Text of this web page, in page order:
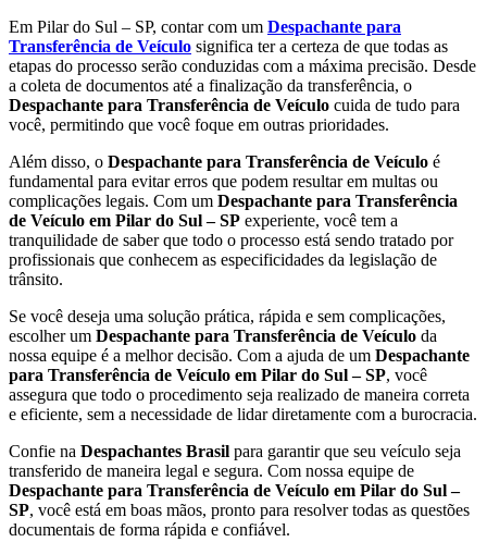
Em Pilar do Sul – SP, contar com um Despachante para
Transferência de Veículo significa ter a certeza de que todas as
etapas do processo serão conduzidas com a máxima precisão. Desde
a coleta de documentos até a finalização da transferência, o
Despachante para Transferência de Veículo cuida de tudo para
você, permitindo que você foque em outras prioridades.
Além disso, o Despachante para Transferência de Veículo é
fundamental para evitar erros que podem resultar em multas ou
complicações legais. Com um Despachante para Transferência
de Veículo em Pilar do Sul – SP experiente, você tem a
tranquilidade de saber que todo o processo está sendo tratado por
profissionais que conhecem as especificidades da legislação de
trânsito.
Se você deseja uma solução prática, rápida e sem complicações,
escolher um Despachante para Transferência de Veículo da
nossa equipe é a melhor decisão. Com a ajuda de um Despachante
para Transferência de Veículo em Pilar do Sul – SP, você
assegura que todo o procedimento seja realizado de maneira correta
e eficiente, sem a necessidade de lidar diretamente com a burocracia.
Confie na Despachantes Brasil para garantir que seu veículo seja
transferido de maneira legal e segura. Com nossa equipe de
Despachante para Transferência de Veículo em Pilar do Sul –
SP, você está em boas mãos, pronto para resolver todas as questões
documentais de forma rápida e confiável.